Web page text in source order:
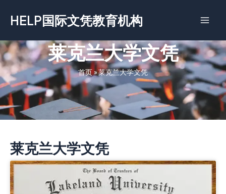
容
HELP国际文凭教育机构
莱克兰大学文凭
首页»莱克兰大学文凭
莱克兰大学文凭